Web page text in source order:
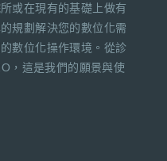
或在現有的基礎上做有
規劃解決您的數位化需
數位化操作環境。從診
，這是我們的願景與使